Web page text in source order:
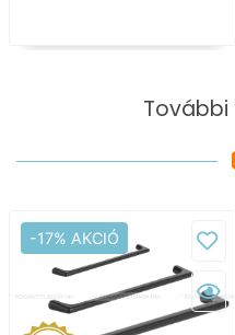
További
-17% AKCIÓ